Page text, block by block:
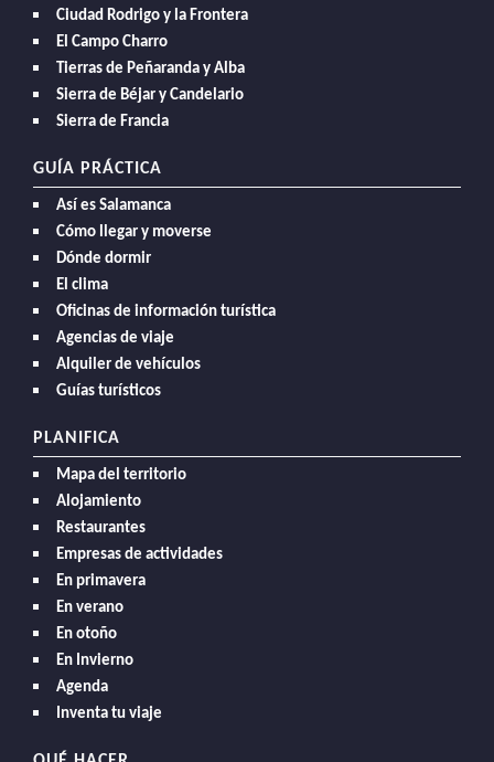
Ciudad Rodrigo y la Frontera
El Campo Charro
Tierras de Peñaranda y Alba
Sierra de Béjar y Candelario
Sierra de Francia
GUÍA PRÁCTICA
Así es Salamanca
Cómo llegar y moverse
Dónde dormir
El clima
Oficinas de información turística
Agencias de viaje
Alquiler de vehículos
Guías turísticos
PLANIFICA
Mapa del territorio
Alojamiento
Restaurantes
Empresas de actividades
En primavera
En verano
En otoño
En Invierno
Agenda
Inventa tu viaje